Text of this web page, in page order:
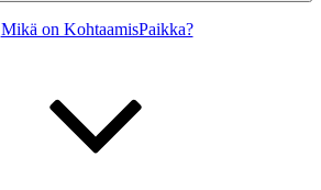
Mikä on KohtaamisPaikka?